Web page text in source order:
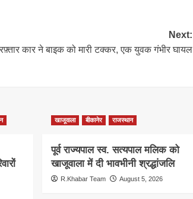
Next:
कार ने बाइक को मारी टक्कर, एक युवक गंभीर घायल
खाजूवाला बीकानेर राजस्थान
पूर्व राज्यपाल स्व. सत्यपाल मलिक को
खाजूवाला में दी भावभीनी श्रद्धांजलि
R.Khabar Team August 5, 2026